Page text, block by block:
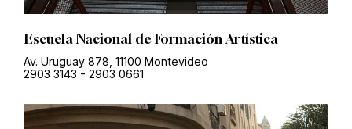
Escuela Nacional de Formación Artística
Av. Uruguay 878, 11100 Montevideo
2903 3143 - 2903 0661